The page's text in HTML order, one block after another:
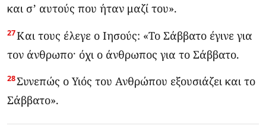
και σ’ αυτούς που ήταν μαζί του».
27Και τους έλεγε ο Ιησούς: «Το Σάββατο έγινε για
τον άνθρωπο· όχι ο άνθρωπος για το Σάββατο.
28Συνεπώς ο Υιός του Ανθρώπου εξουσιάζει και το
Σάββατο».